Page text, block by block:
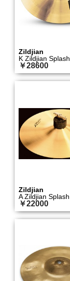
Zildjian
K Zildjian Splash
￥28600
Zildjian
A Zildjian Splash
￥22000